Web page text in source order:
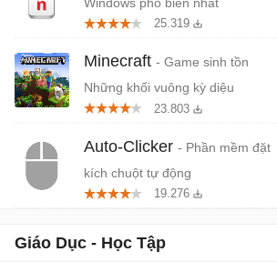
25.319
Minecraft - Game sinh tồn
Những khối vuông kỳ diệu
23.803
Auto-Clicker - Phần mềm đặt
kích chuột tự động
19.276
Giáo Dục - Học Tập